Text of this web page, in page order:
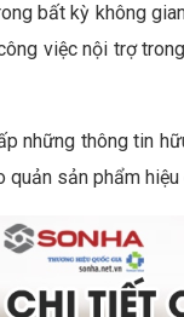
bất kỳ không
việc nội trợ
những thông tin
sản phẩm hiệu